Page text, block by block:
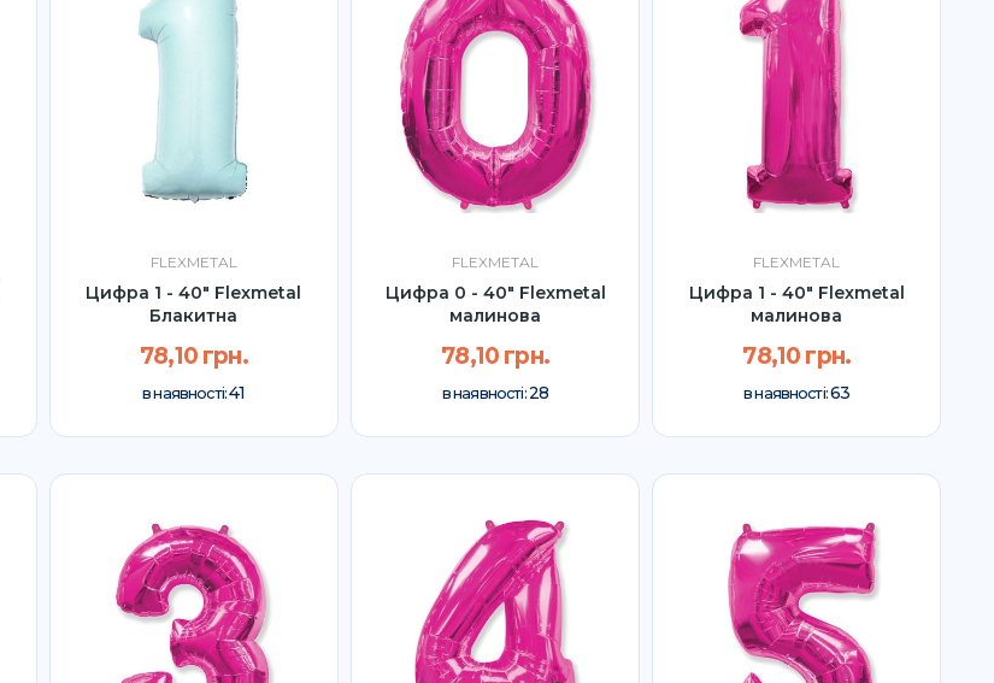
FLEXMETAL
Цифра 1 - 40" Flexmetal
Блакитна
78,10 грн.
в наявності:41
FLEXMETAL
Цифра 0 - 40" Flexmetal
малинова
78,10 грн.
в наявності:28
FLEXMETAL
Цифра 1 - 40" Flexmetal
малинова
78,10 грн.
в наявності:63